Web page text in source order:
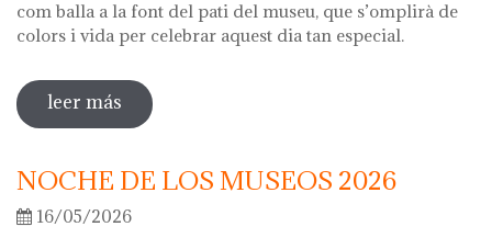
com balla a la font del pati del museu, que s’omplirà de
colors i vida per celebrar aquest dia tan especial.
leer más sobre diada de la flor
NOCHE DE LOS MUSEOS 2026
16/05/2026